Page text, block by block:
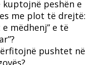
peshën e
me plot të drejtë:
e mëdhenj” e të
pushtet në